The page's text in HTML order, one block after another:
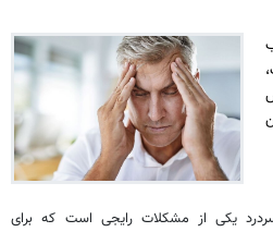
یکی از مشکلات رایجی است که برای